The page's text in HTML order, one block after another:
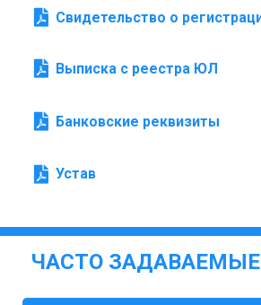
Свидетельство о
Выписка с реестра ЮЛ
Банковские реквизиты
Устав
ЧАСТО